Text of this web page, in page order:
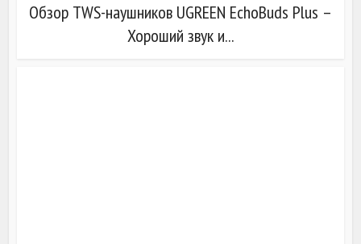
Обзор TWS-наушников UGREEN EchoBuds Plus –
Хороший звук и...